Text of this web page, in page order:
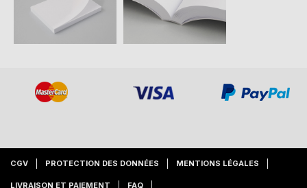
CGV PROTECTION DES DONNÉES MENTIONS LÉGALES
LIVRAISON ET PAIEMENT FAQ